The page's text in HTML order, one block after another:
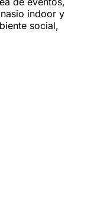
indoor y
social,